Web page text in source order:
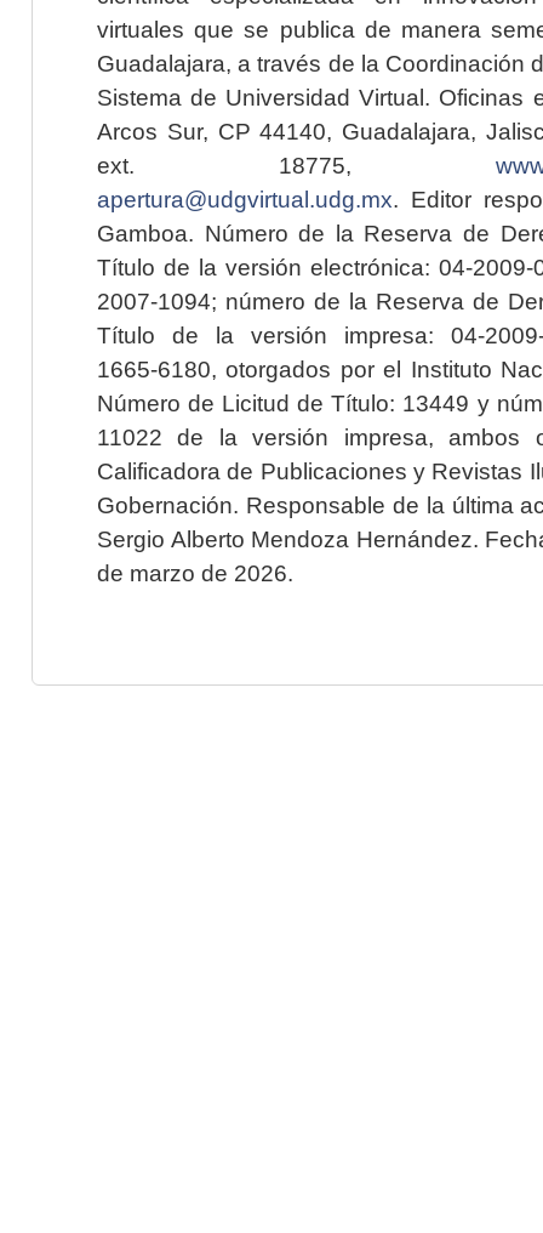
virtuales que se publica de manera
Guadalajara, a través de la Coordinación
Sistema de Universidad Virtual. Oficinas
Arcos Sur, CP 44140, Guadalajara,
ext. 18775,
apertura@udgvirtual.udg.mx. Editor
Gamboa. Número de la Reserva de
Título de la versión electrónica: 04-2009-
2007-1094; número de la Reserva de
Título de la versión impresa: 04-2009-
1665-6180, otorgados por el Instituto
Número de Licitud de Título: 13449 y
11022 de la versión impresa, ambos
Calificadora de Publicaciones y Revistas
Gobernación. Responsable de la última
Sergio Alberto Mendoza Hernández.
de marzo de 2026.